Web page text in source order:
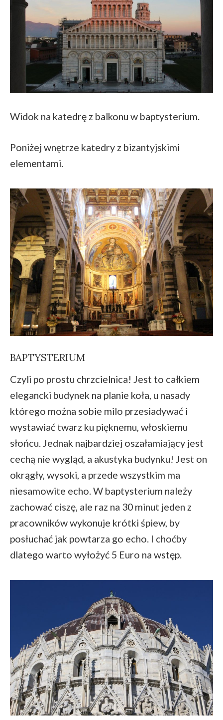
Widok na katedrę z balkonu w baptysterium.
Poniżej wnętrze katedry z bizantyjskimi
elementami.
BAPTYSTERIUM
Czyli po prostu chrzcielnica! Jest to całkiem
elegancki budynek na planie koła, u nasady
którego można sobie milo przesiadywać i
wystawiać twarz ku pięknemu, włoskiemu
słońcu. Jednak najbardziej oszałamiający jest
cechą nie wygląd, a akustyka budynku! Jest on
okrągły, wysoki, a przede wszystkim ma
niesamowite echo. W baptysterium należy
zachować ciszę, ale raz na 30 minut jeden z
pracowników wykonuje krótki śpiew, by
posłuchać jak powtarza go echo. I choćby
dlatego warto wyłożyć 5 Euro na wstęp.